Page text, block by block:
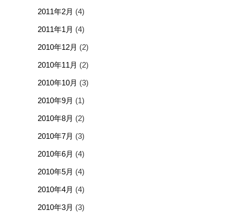
2011年2月 (4)
2011年1月 (4)
2010年12月 (2)
2010年11月 (2)
2010年10月 (3)
2010年9月 (1)
2010年8月 (2)
2010年7月 (3)
2010年6月 (4)
2010年5月 (4)
2010年4月 (4)
2010年3月 (3)